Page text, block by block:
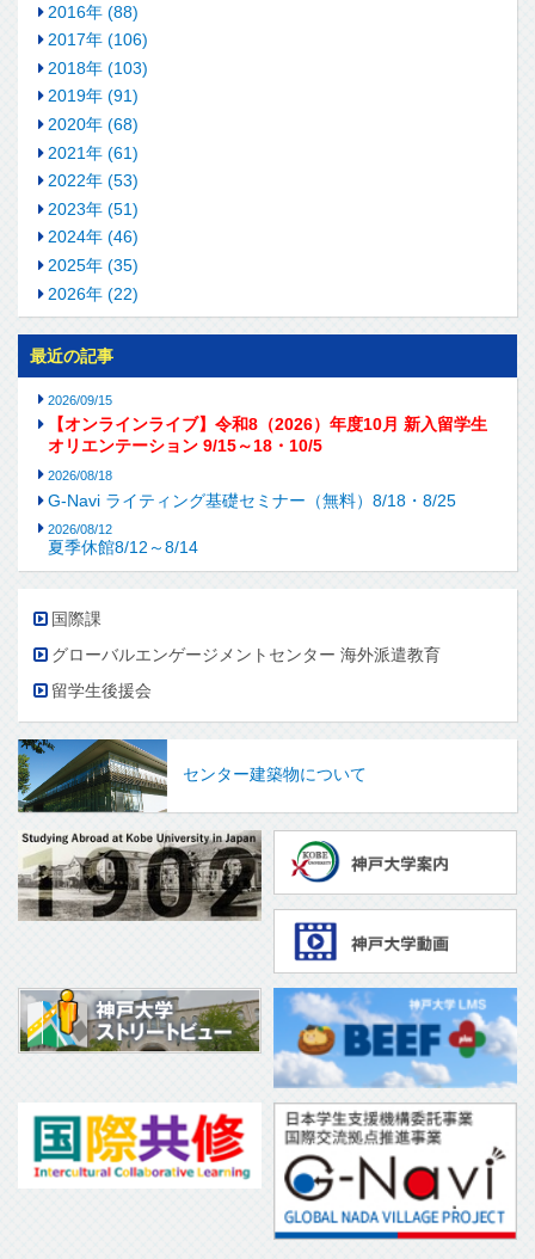
2016年 (88)
2017年 (106)
2018年 (103)
2019年 (91)
2020年 (68)
2021年 (61)
2022年 (53)
2023年 (51)
2024年 (46)
2025年 (35)
2026年 (22)
最近の記事
2026/09/15
【オンラインライブ】令和8（2026）年度10月 新入留学生
オリエンテーション 9/15～18・10/5
2026/08/18
G-Navi ライティング基礎セミナー（無料）8/18・8/25
2026/08/12
夏季休館8/12～8/14
国際課
グローバルエンゲージメントセンター 海外派遣教育
留学生後援会
センター建築物について